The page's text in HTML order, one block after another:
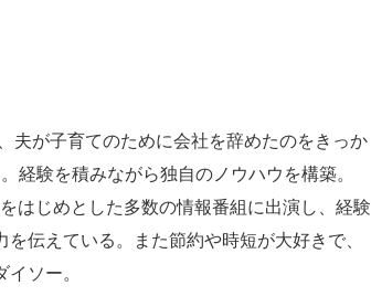
夫が子育てのために会社を辞めたのをきっか
経験を積みながら独自のノウハウを構築。
はじめとした多数の情報番組に出演し、経験
伝えている。また節約や時短が大好きで、
ソー。